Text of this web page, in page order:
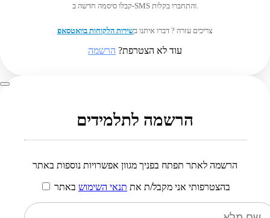
קבלו סיסמה חדשה ב-SMS והתחברו בקלות.
צריכים עזרה ? דברו איתנו בשירות הלקוחות בוואטסאפ
עוד לא הצטרפת? הרשמה
הרשמה לתלמידים
הרשמה לאתר תפתח בפניך מגוון אפשרויות נוספות באתר
בהצטרפותי אני מקבל/ת את תנאי השימוש באתר